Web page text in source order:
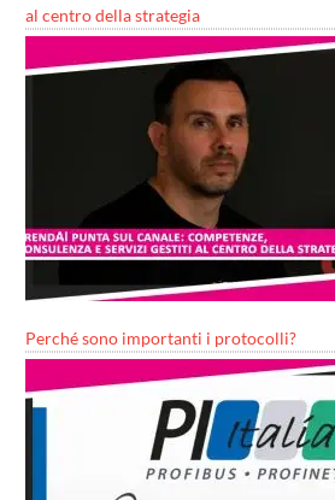
al centro della strategia
Perché sono importanti i protocolli?